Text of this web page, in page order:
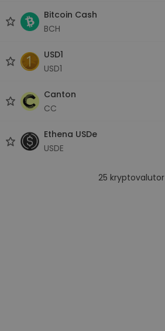
Bitcoin Cash
BCH
USD1
USD1
Canton
CC
Ethena USDe
USDE
25 kryptovalutor